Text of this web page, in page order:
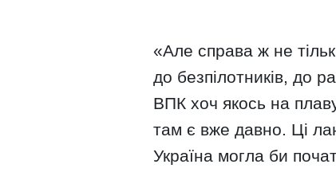
«Але справа ж не
до безпілотників, до
ВПК хоч якось на
там є вже давно. Ці
Україна могла би